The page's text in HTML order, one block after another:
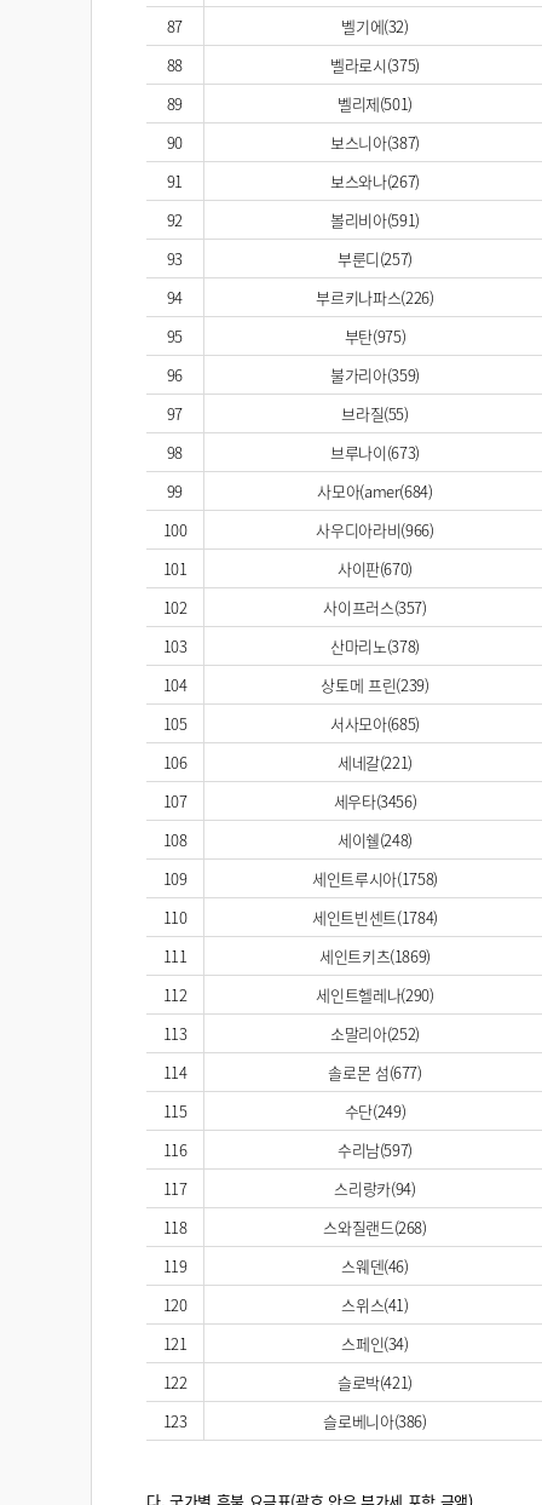
87
벨기에(32)
88
벨라로시(375)
89
벨리제(501)
90
보스니아(387)
91
보스와나(267)
92
볼리비아(591)
93
부룬디(257)
94
부르키나파스(226)
95
부탄(975)
96
불가리아(359)
97
브라질(55)
98
브루나이(673)
99
사모아(amer(684)
100
사우디아라비(966)
101
사이판(670)
102
사이프러스(357)
103
산마리노(378)
104
상토메 프린(239)
105
서사모아(685)
106
세네갈(221)
107
세우타(3456)
108
세이쉘(248)
109
세인트루시아(1758)
110
세인트빈센트(1784)
111
세인트키츠(1869)
112
세인트헬레나(290)
113
소말리아(252)
114
솔로몬 섬(677)
115
수단(249)
116
수리남(597)
117
스리랑카(94)
118
스와질랜드(268)
119
스웨덴(46)
120
스위스(41)
121
스페인(34)
122
슬로박(421)
123
슬로베니아(386)